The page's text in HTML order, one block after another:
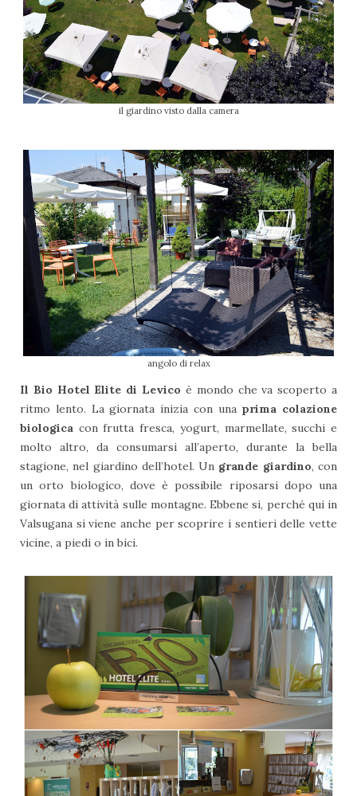
il giardino visto dalla camera
angolo di relax
Il Bio Hotel Elite di Levico è mondo che va scoperto a
ritmo lento. La giornata inizia con una prima colazione
biologica con frutta fresca, yogurt, marmellate, succhi e
molto altro, da consumarsi all’aperto, durante la bella
stagione, nel giardino dell’hotel. Un grande giardino, con
un orto biologico, dove è possibile riposarsi dopo una
giornata di attività sulle montagne. Ebbene si, perché qui in
Valsugana si viene anche per scoprire i sentieri delle vette
vicine, a piedi o in bici.